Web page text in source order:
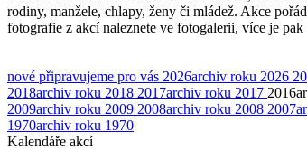
rodiny, manžele, chlapy, ženy či mládež. Akce
fotografie z akcí naleznete ve fotogalerii, více je
nové připravujeme pro vás 2026archiv roku 2026
2018archiv roku 2018 2017archiv roku 2017 2016
2009archiv roku 2009 2008archiv roku 2008 2007
1970archiv roku 1970
Kalendáře akcí